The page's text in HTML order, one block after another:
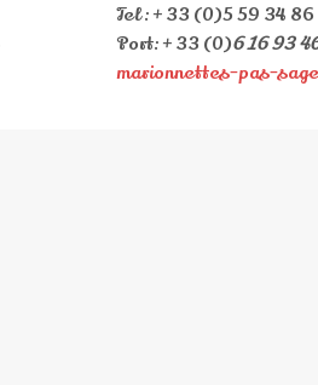
Tel : + 33 (0)5 59 34
Port: + 33 (0)6 16 93
marionnettes-pas-